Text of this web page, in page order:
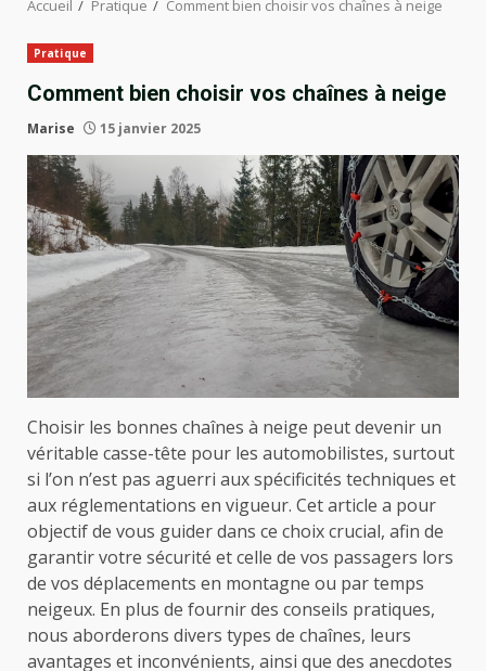
Accueil Pratique Comment bien choisir vos chaînes à neige
Pratique
Comment bien choisir vos chaînes à neige
Marise 15 janvier 2025
Choisir les bonnes chaînes à neige peut devenir un
véritable casse-tête pour les automobilistes, surtout
si l’on n’est pas aguerri aux spécificités techniques et
aux réglementations en vigueur. Cet article a pour
objectif de vous guider dans ce choix crucial, afin de
garantir votre sécurité et celle de vos passagers lors
de vos déplacements en montagne ou par temps
neigeux. En plus de fournir des conseils pratiques,
nous aborderons divers types de chaînes, leurs
avantages et inconvénients, ainsi que des anecdotes